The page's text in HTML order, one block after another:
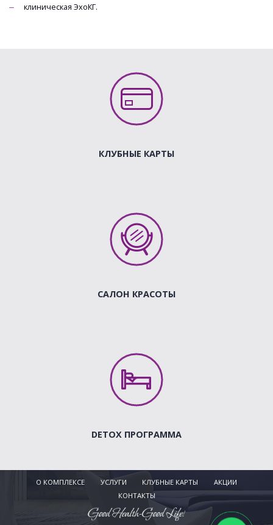
клиническая ЭхоКГ.
КЛУБНЫЕ КАРТЫ
САЛОН КРАСОТЫ
DETOX ПРОГРАММА
О КОМПЛЕКСЕ УСЛУГИ КЛУБНЫЕ КАРТЫ
АКЦИИ
КОНТАКТЫ